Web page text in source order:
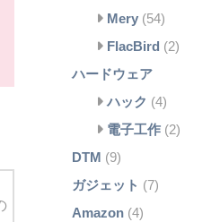
Mery (54)
FlacBird (2)
ハードウェア
ハック (4)
電子工作 (2)
DTM (9)
ガジェット (7)
Amazon(4)